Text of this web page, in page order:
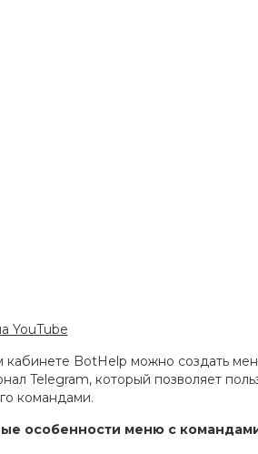
YouTube
кабинете BotHelp можно создать
Telegram, который позволяет
командами.
особенности меню с